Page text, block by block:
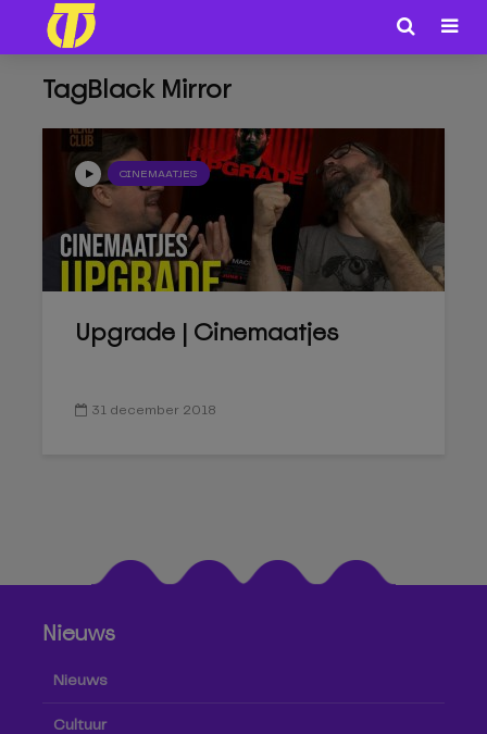
TagBlack Mirror
CINEMAATJES
Upgrade | Cinemaatjes
31 december 2018
Nieuws
Nieuws
Cultuur